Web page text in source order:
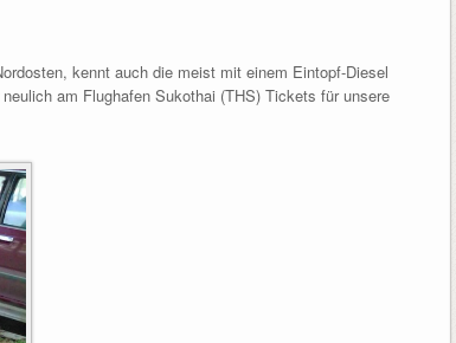
kennt auch die meist mit einem Eintopf-Diesel
am Flughafen Sukothai (THS) Tickets für unsere